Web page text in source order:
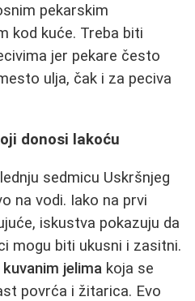
pekarskim
kod kuće. Treba biti
jer pekare često
ulja, čak i za peciva
donosi lakoću
sedmicu Uskršnjeg
na vodi. Iako na prvi
iskustva pokazuju da
mogu biti ukusni i zasitni.
jelima koja se
povrća i žitarica. Evo